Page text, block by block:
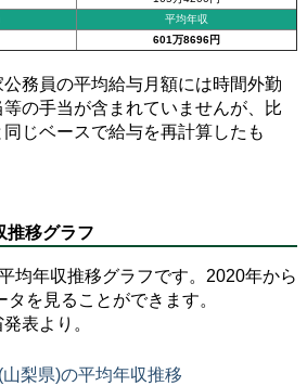
平均年収
601万8696円
務員の平均給与月額には時間外勤
の手当が含まれていませんが、比
じベースで給与を再計算したも
推移グラフ
均年収推移グラフです。2020年から
を見ることができます。
表より。
梨県)の平均年収推移